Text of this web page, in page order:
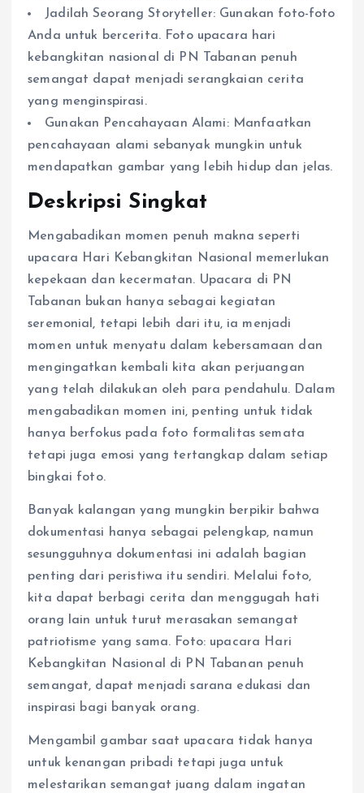
Jadilah Seorang Storyteller: Gunakan foto-foto
Anda untuk bercerita. Foto upacara hari
kebangkitan nasional di PN Tabanan penuh
semangat dapat menjadi serangkaian cerita
yang menginspirasi.
Gunakan Pencahayaan Alami: Manfaatkan
pencahayaan alami sebanyak mungkin untuk
mendapatkan gambar yang lebih hidup dan jelas.
Deskripsi Singkat
Mengabadikan momen penuh makna seperti
upacara Hari Kebangkitan Nasional memerlukan
kepekaan dan kecermatan. Upacara di PN
Tabanan bukan hanya sebagai kegiatan
seremonial, tetapi lebih dari itu, ia menjadi
momen untuk menyatu dalam kebersamaan dan
mengingatkan kembali kita akan perjuangan
yang telah dilakukan oleh para pendahulu. Dalam
mengabadikan momen ini, penting untuk tidak
hanya berfokus pada foto formalitas semata
tetapi juga emosi yang tertangkap dalam setiap
bingkai foto.
Banyak kalangan yang mungkin berpikir bahwa
dokumentasi hanya sebagai pelengkap, namun
sesungguhnya dokumentasi ini adalah bagian
penting dari peristiwa itu sendiri. Melalui foto,
kita dapat berbagi cerita dan menggugah hati
orang lain untuk turut merasakan semangat
patriotisme yang sama. Foto: upacara Hari
Kebangkitan Nasional di PN Tabanan penuh
semangat, dapat menjadi sarana edukasi dan
inspirasi bagi banyak orang.
Mengambil gambar saat upacara tidak hanya
untuk kenangan pribadi tetapi juga untuk
melestarikan semangat juang dalam ingatan